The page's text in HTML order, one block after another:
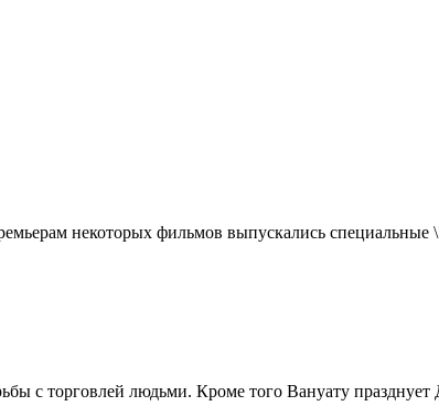
некоторых фильмов выпускались специальные
с торговлей людьми. Кроме того Вануату празднует